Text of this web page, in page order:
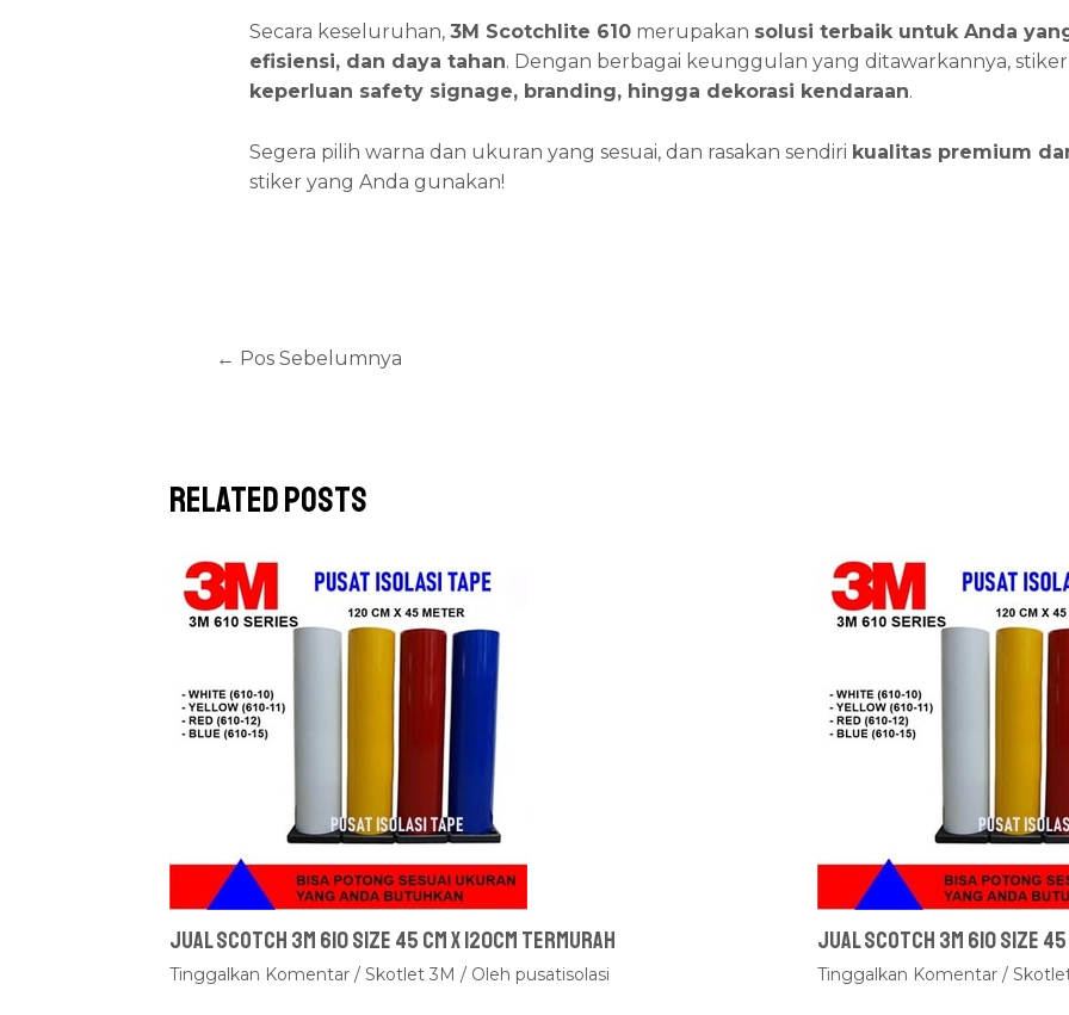
Secara keseluruhan, 3M Scotchlite 610merupakan solusi terbaik untuk Anda
efisiensi, dan daya tahan. Dengan berbagai keunggulan yang ditawarkannya,
keperluan safety signage, branding, hingga dekorasi kendaraan.
Segera pilih warna dan ukuran yang sesuai, dan rasakan sendiri kualitas premium
stiker yang Anda gunakan!
← Pos Sebelumnya
Related Posts
Jual Scotch 3M 610 Size 45 cm x 120cm Termurah
Tinggalkan Komentar / Skotlet 3M / Oleh pusatisolasi
Jual Scotch 3M 610 Size
Tinggalkan Komentar /